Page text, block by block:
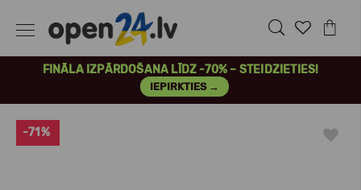
FINĀLA IZPĀRDOŠANA LĪDZ -70% – STEIDZIETIES!
IEPIRKTIES →
-71%